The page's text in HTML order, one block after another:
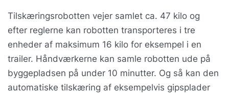
Tilskæringsrobotten vejer samlet ca. 47 kilo og
efter reglerne kan robotten transporteres i tre
enheder af maksimum 16 kilo for eksempel i en
trailer. Håndværkerne kan samle robotten ude på
byggepladsen på under 10 minutter. Og så kan den
automatiske tilskæring af eksempelvis gipsplader